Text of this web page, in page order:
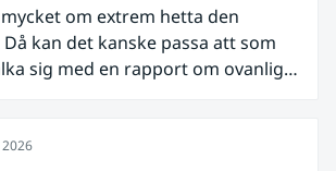
om extrem hetta den
kan det kanske passa att som
sig med en rapport om ovanligt